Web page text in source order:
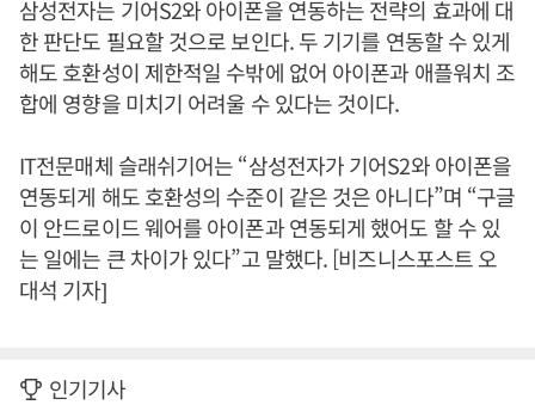
삼성전자는 기어S2와 아이폰을 연동하는 전략의 효과에 대
한 판단도 필요할 것으로 보인다. 두 기기를 연동할 수 있게
해도 호환성이 제한적일 수밖에 없어 아이폰과 애플워치 조
합에 영향을 미치기 어려울 수 있다는 것이다.
IT전문매체 슬래쉬기어는 “삼성전자가 기어S2와 아이폰을
연동되게 해도 호환성의 수준이 같은 것은 아니다”며 “구글
이 안드로이드 웨어를 아이폰과 연동되게 했어도 할 수 있
는 일에는 큰 차이가 있다”고 말했다. [비즈니스포스트 오
대석 기자]
인기기사